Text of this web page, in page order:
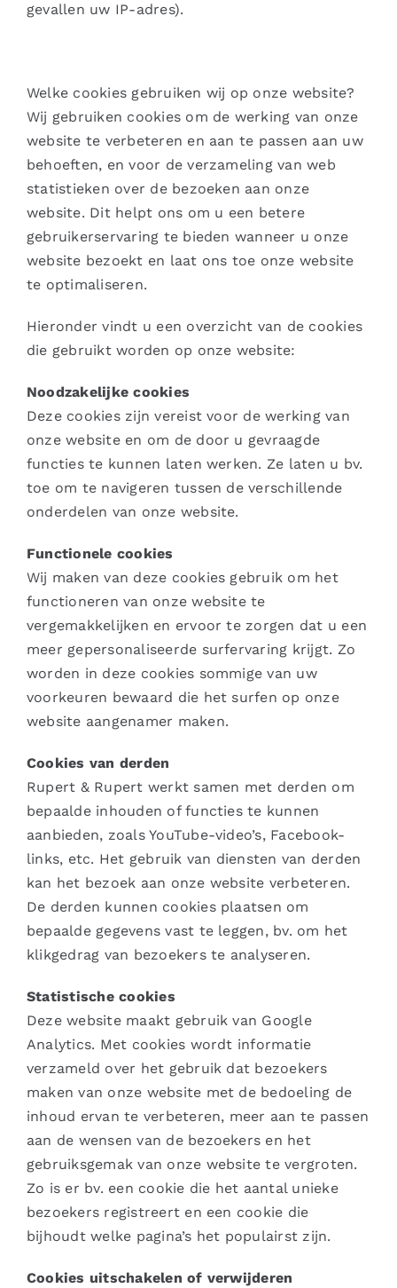
gevallen uw IP-adres).
Welke cookies gebruiken wij op onze website?
Wij gebruiken cookies om de werking van onze
website te verbeteren en aan te passen aan uw
behoeften, en voor de verzameling van web
statistieken over de bezoeken aan onze
website. Dit helpt ons om u een betere
gebruikerservaring te bieden wanneer u onze
website bezoekt en laat ons toe onze website
te optimaliseren.
Hieronder vindt u een overzicht van de cookies
die gebruikt worden op onze website:
Noodzakelijke cookies
Deze cookies zijn vereist voor de werking van
onze website en om de door u gevraagde
functies te kunnen laten werken. Ze laten u bv.
toe om te navigeren tussen de verschillende
onderdelen van onze website.
Functionele cookies
Wij maken van deze cookies gebruik om het
functioneren van onze website te
vergemakkelijken en ervoor te zorgen dat u een
meer gepersonaliseerde surfervaring krijgt. Zo
worden in deze cookies sommige van uw
voorkeuren bewaard die het surfen op onze
website aangenamer maken.
Cookies van derden
Rupert & Rupert werkt samen met derden om
bepaalde inhouden of functies te kunnen
aanbieden, zoals YouTube-video’s, Facebook-
links, etc. Het gebruik van diensten van derden
kan het bezoek aan onze website verbeteren.
De derden kunnen cookies plaatsen om
bepaalde gegevens vast te leggen, bv. om het
klikgedrag van bezoekers te analyseren.
Statistische cookies
Deze website maakt gebruik van Google
Analytics. Met cookies wordt informatie
verzameld over het gebruik dat bezoekers
maken van onze website met de bedoeling de
inhoud ervan te verbeteren, meer aan te passen
aan de wensen van de bezoekers en het
gebruiksgemak van onze website te vergroten.
Zo is er bv. een cookie die het aantal unieke
bezoekers registreert en een cookie die
bijhoudt welke pagina’s het populairst zijn.
Cookies uitschakelen of verwijderen